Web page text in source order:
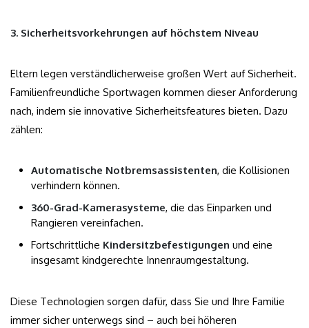
3. Sicherheitsvorkehrungen auf höchstem Niveau
Eltern legen verständlicherweise großen Wert auf Sicherheit.
Familienfreundliche Sportwagen kommen dieser Anforderung
nach, indem sie innovative Sicherheitsfeatures bieten. Dazu
zählen:
Automatische Notbremsassistenten, die Kollisionen
verhindern können.
360-Grad-Kamerasysteme, die das Einparken und
Rangieren vereinfachen.
Fortschrittliche Kindersitzbefestigungen und eine
insgesamt kindgerechte Innenraumgestaltung.
Diese Technologien sorgen dafür, dass Sie und Ihre Familie
immer sicher unterwegs sind – auch bei höheren